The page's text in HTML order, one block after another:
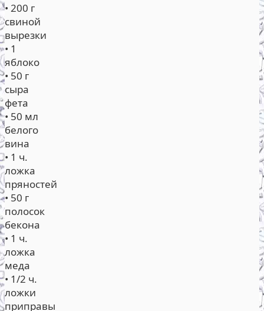
• 200 г
свиной
вырезки
• 1
яблоко
• 50 г
сыра
фета
• 50 мл
белого
вина
• 1 ч.
ложка
пряностей
• 50 г
полосок
бекона
• 1 ч.
ложка
меда
• 1/2 ч.
ложки
приправы